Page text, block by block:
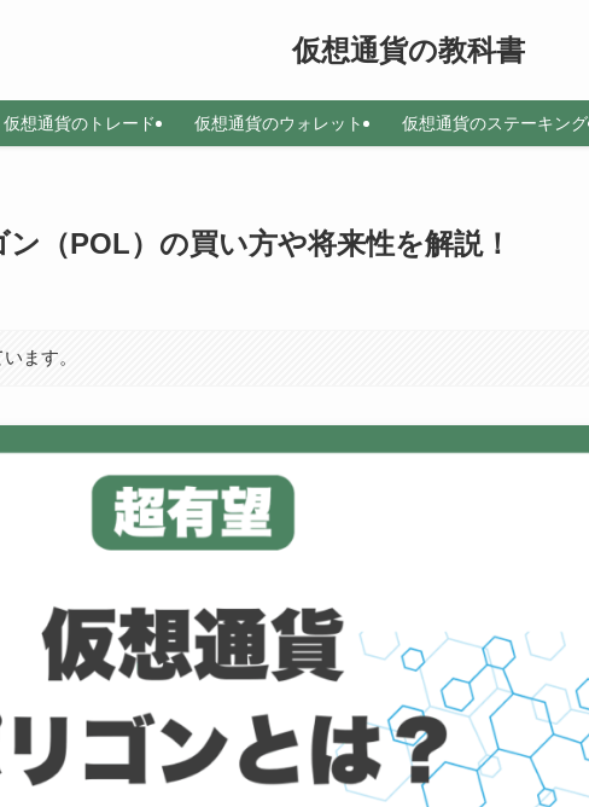
仮想通貨の教科書
仮想通貨のトレード 仮想通貨のウォレット 仮想通貨のステーキング
ン（POL）の買い方や将来性を解説！
ます。